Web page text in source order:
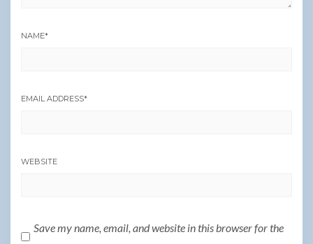
NAME*
EMAIL ADDRESS*
WEBSITE
Save my name, email, and website in this browser for the